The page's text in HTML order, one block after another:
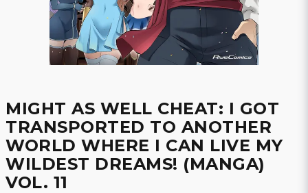
MIGHT AS WELL CHEAT: I GOT
TRANSPORTED TO ANOTHER
WORLD WHERE I CAN LIVE MY
WILDEST DREAMS! (MANGA)
VOL. 11